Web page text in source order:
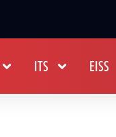
ITS EISS